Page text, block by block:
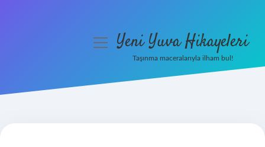
menüyüYeni Yuva Hikayeleri
Taşınma maceralarıyla ilham bul!